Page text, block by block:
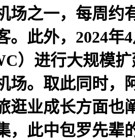
场之一，每周约
。此外，2024
）进行大规模
场。取此同时，
逛业成长方面也
，此中包罗先辈